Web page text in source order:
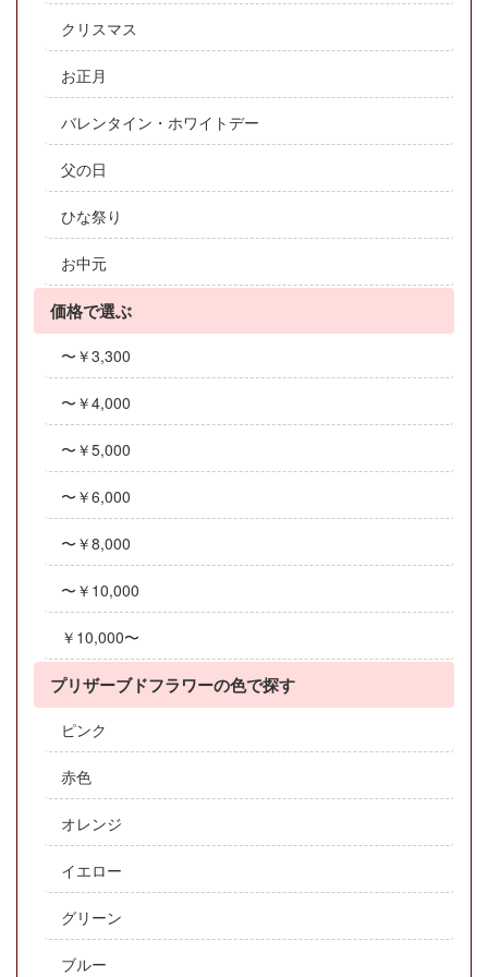
クリスマス
お正月
バレンタイン・ホワイトデー
父の日
ひな祭り
お中元
価格で選ぶ
〜￥3,300
〜￥4,000
〜￥5,000
〜￥6,000
〜￥8,000
〜￥10,000
￥10,000〜
プリザーブドフラワーの色で探す
ピンク
赤色
オレンジ
イエロー
グリーン
ブルー